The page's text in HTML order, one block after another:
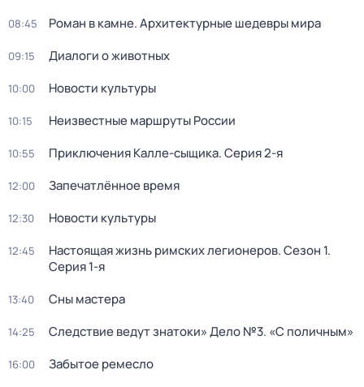
08:45 Роман в камне. Архитектурные шедевры мира
09:15 Диалоги о животных
10:00 Новости культуры
10:15 Неизвестные маршруты России
10:55 Приключения Калле-сыщика. Серия 2-я
12:00 Запечатлённое время
12:30 Новости культуры
12:45 Настоящая жизнь римских легионеров. Сезон 1.
Серия 1-я
13:40 Сны мастера
14:25 Следствие ведут знатоки» Дело №3. «С поличным»
16:00 Забытое ремесло